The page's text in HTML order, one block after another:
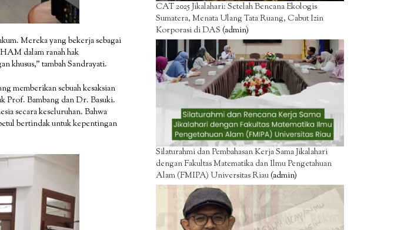
Mereka yang bekerja sebagai
dalam ranah hak
khusus,” tambah Sandrayati.
memberikan sebuah kesaksian
Prof. Bambang dan Dr. Basuki.
secara keseluruhan. Bahwa
bertindak untuk kepentingan
CAT 2025 Jikalahari: Setelah Bencana Ekologis
Sumatera, Menata Ulang Tata Ruang, Cabut Izin
Korporasi di DAS (admin)
Silaturahmi dan Pembahasan Kerja Sama Jikalahari
dengan Fakultas Matematika dan Ilmu Pengetahuan
Alam (FMIPA) Universitas Riau(admin)